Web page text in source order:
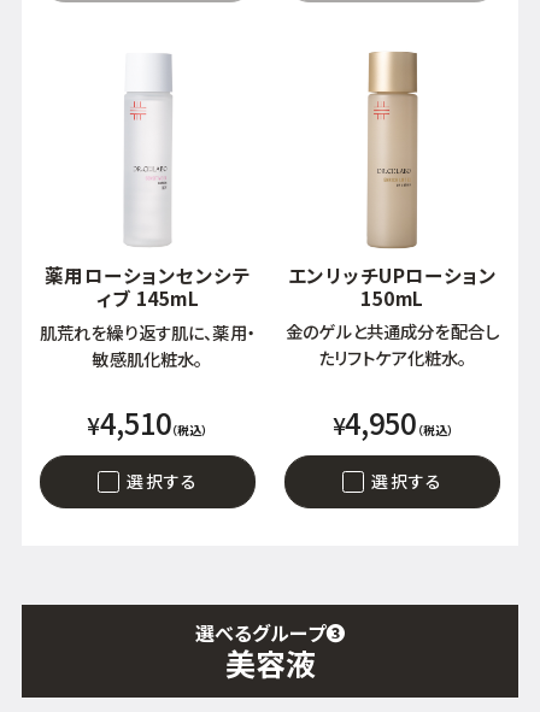
薬用ローションセンシテ
ィブ 145mL
肌荒れを繰り返す肌に、薬用・
敏感肌化粧水。
¥4,510（税込）
選択する
エンリッチUPローション
150mL
金のゲルと共通成分を配合し
たリフトケア化粧水。
¥4,950 （税込）
選択する
選べるグループ❸
美容液